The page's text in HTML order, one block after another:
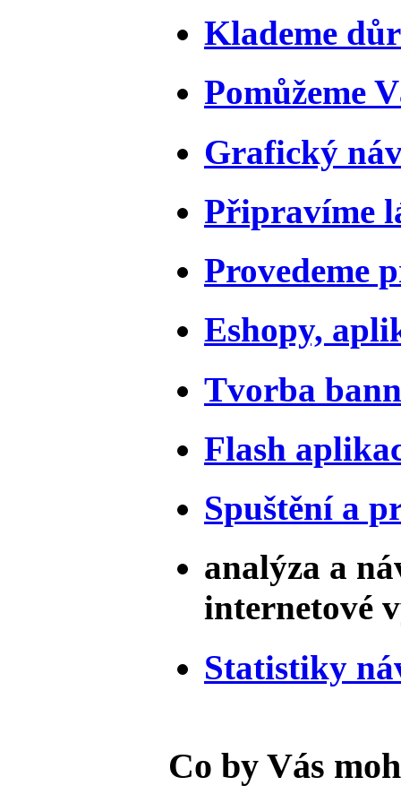
Klademe
Pomůžeme
Grafický
Připravíme
Provedeme
Eshopy,
Tvorba
Flash
Spuštění a
analýza a
internetové
Statistiky
Co by Vás